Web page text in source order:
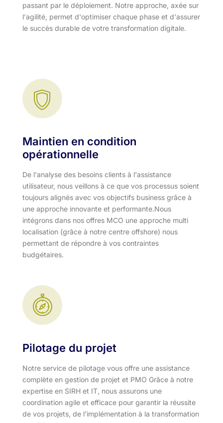
passant par le déploiement. Notre approche, axée sur
l'agilité, permet d'optimiser chaque phase et d'assurer
le succès durable de votre transformation digitale.
Maintien en condition
opérationnelle
De l'analyse des besoins clients à l'assistance
utilisateur, nous veillons à ce que vos processus soient
toujours alignés avec vos objectifs business grâce à
une approche innovante et performante.​ Nous
intégrons dans nos offres MCO une approche multi
localisation (grâce à notre centre offshore) nous
permettant de répondre à vos contraintes
budgétaires.
Pilotage du projet
Notre service de pilotage vous offre une assistance
complète en gestion de projet et PMO Grâce à notre
expertise en SIRH et IT, nous assurons une
coordination agile et efficace pour garantir la réussite
de vos projets, de l’implémentation à la transformation